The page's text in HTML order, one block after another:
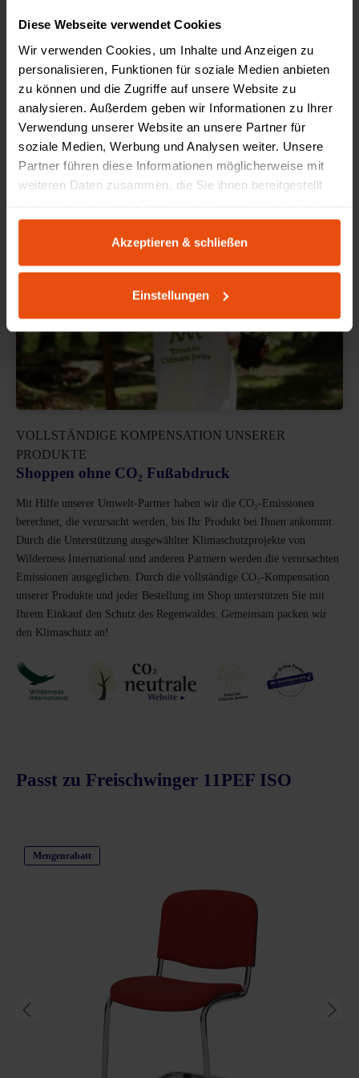
Diese Webseite verwendet Cookies
Wir verwenden Cookies, um Inhalte und Anzeigen zu
personalisieren, Funktionen für soziale Medien anbieten
zu können und die Zugriffe auf unsere Website zu
analysieren. Außerdem geben wir Informationen zu Ihrer
Verwendung unserer Website an unsere Partner für
soziale Medien, Werbung und Analysen weiter. Unsere
Partner führen diese Informationen möglicherweise mit
weiteren Daten zusammen, die Sie ihnen bereitgestellt
gesammelt haben.
Akzeptieren & schließen
Einstellungen
Inhaber 4. Generation
Christopher Schultz
Inhaber 5. Generation
VOLLSTÄNDIGE KOMPENSATION UNSERER
PRODUKTE
Shoppen ohne CO₂ Fußabdruck
Mit Hilfe unserer Umwelt-Partner haben wir die CO₂-Emissionen
berechnet, die verursacht werden, bis Ihr Produkt bei Ihnen ankommt.
Durch die Unterstützung ausgewählter Klimaschutzprojekte von
Wilderness International und anderen Partnern werden die verursachten
Emissionen ausgeglichen. Durch die vollständige CO₂-Kompensation
unserer Produkte und jeder Bestellung im Shop unterstützen Sie mit
Ihrem Einkauf den Schutz des Regenwaldes. Gemeinsam packen wir
den Klimaschutz an!
Passt zu Freischwinger 11PEF ISO
Bewertung von 5 von 5 Sternen
Mengenrabatt